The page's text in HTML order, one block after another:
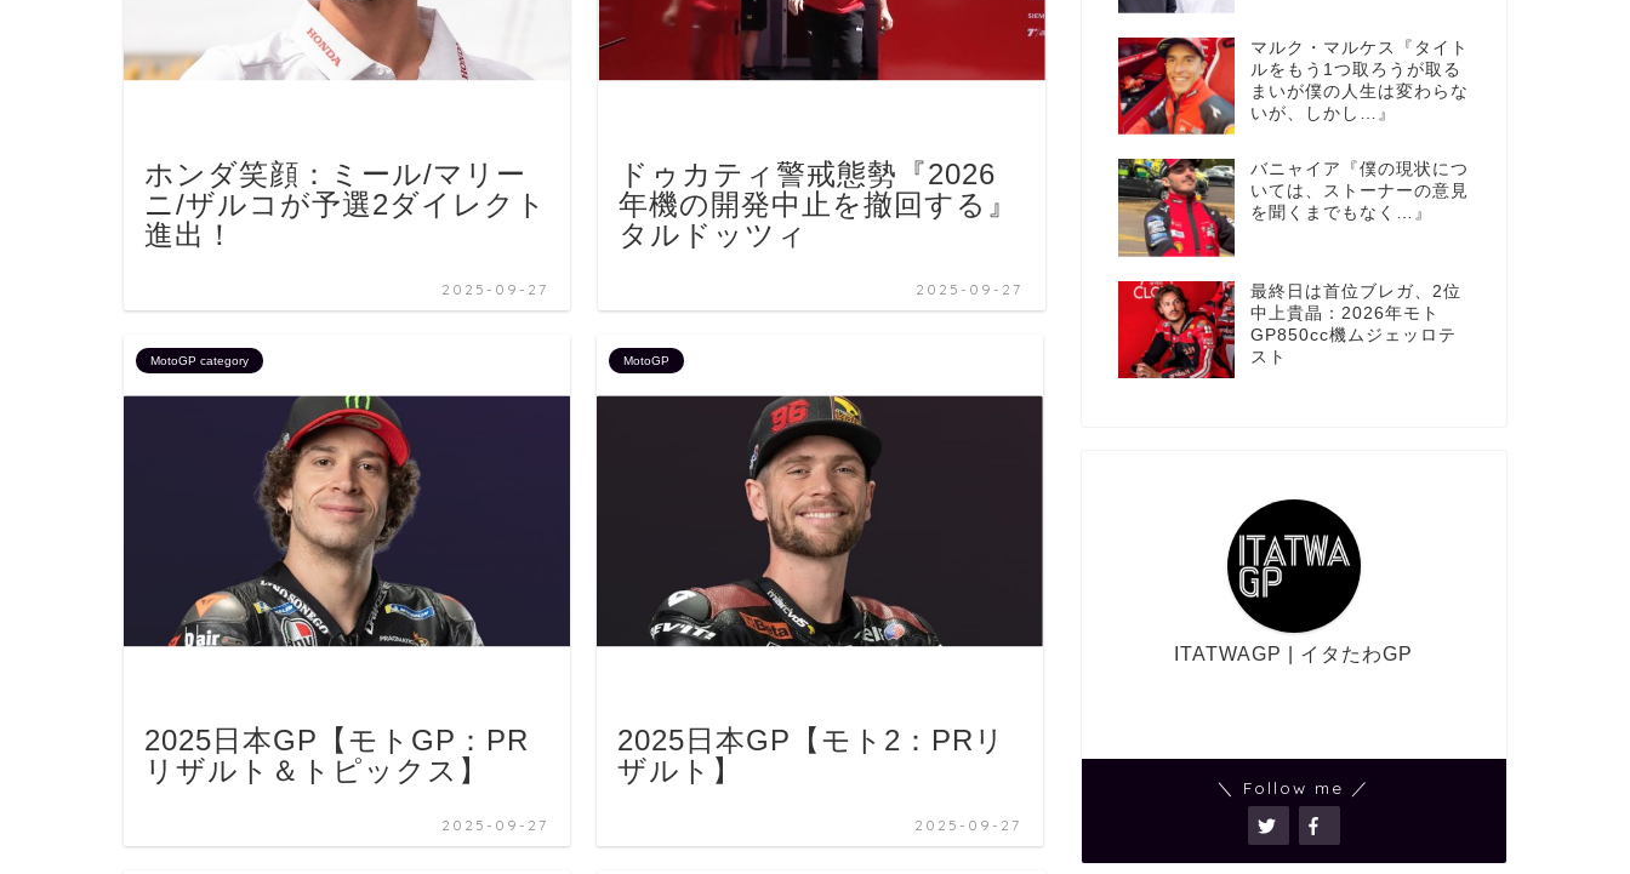
ホンダ笑顔：ミール/マリー
ニ/ザルコが予選2ダイレクト
進出！
2025-09-27
ドゥカティ警戒態勢『2026
年機の開発中止を撤回する』
タルドッツィ
2025-09-27
MotoGP category
2025日本GP【モトGP：PR
リザルト＆トピックス】
2025-09-27
MotoGP
2025日本GP【モト2：PRリ
ザルト】
2025-09-27
マルク・マルケス『タイト
ルをもう1つ取ろうが取る
まいが僕の人生は変わらな
いが、しかし…』
バニャイア『僕の現状につ
いては、ストーナーの意見
を聞くまでもなく…』
最終日は首位ブレガ、2位
中上貴晶：2026年モト
GP850cc機ムジェッロテ
スト
ITATWAGP | イタたわGP
＼ Follow me ／